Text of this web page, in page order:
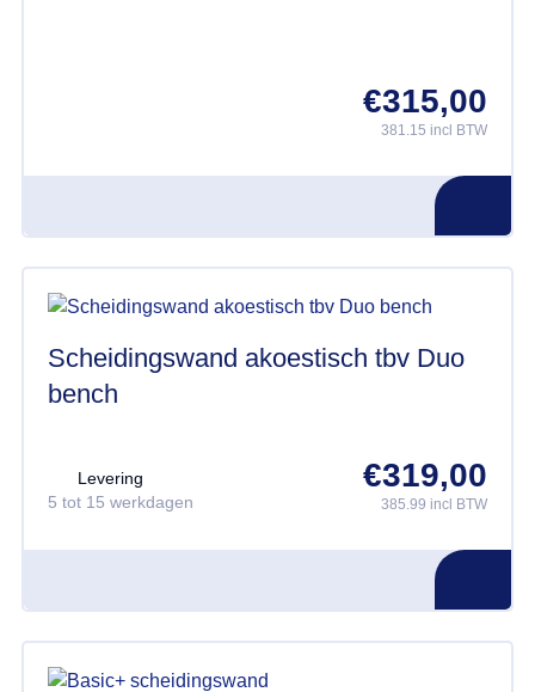
€315,00
381.15 incl BTW
Scheidingswand akoestisch tbv Duo
bench
Levering
5 tot 15 werkdagen
€319,00
385.99 incl BTW